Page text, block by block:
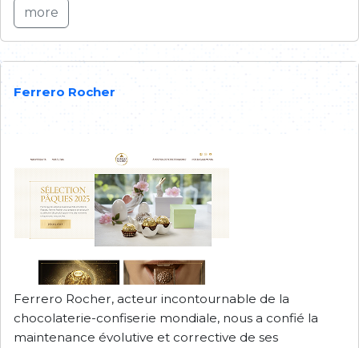
more
Ferrero Rocher
Ferrero Rocher, acteur incontournable de la
chocolaterie-confiserie mondiale, nous a confié la
maintenance évolutive et corrective de ses